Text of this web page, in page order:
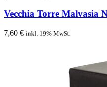
Vecchia Torre Malvasia
7,60 € inkl. 19% MwSt.